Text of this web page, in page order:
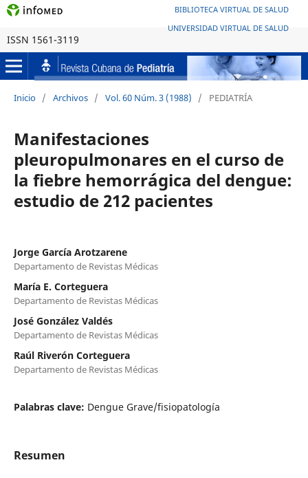
BIBLIOTECA VIRTUAL DE SALUD
UNIVERSIDAD VIRTUAL DE SALUD
ISSN 1561-3119
Inicio / Archivos / Vol. 60 Núm. 3 (1988) / PEDIATRÍA
Manifestaciones
pleuropulmonares en el curso de
la fiebre hemorrágica del dengue:
estudio de 212 pacientes
Jorge García Arotzarene
Departamento de Revistas Médicas
María E. Corteguera
Departamento de Revistas Médicas
José González Valdés
Departamento de Revistas Médicas
Raúl Riverón Corteguera
Departamento de Revistas Médicas
Palabras clave: Dengue Grave/fisiopatología
Resumen